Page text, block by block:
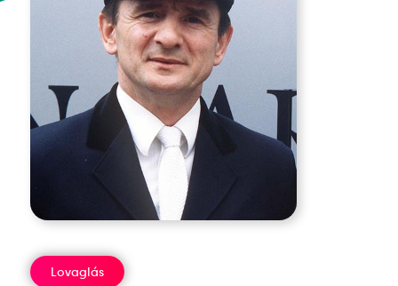
Lovaglás